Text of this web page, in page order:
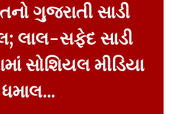
ગુજરાતી સાડી
લાલ-સફેદ સાડી
સોશિયલ મીડિયા